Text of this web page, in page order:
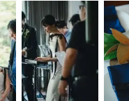
ナチュラルに
しい雰囲気を表現できた
★
ょう！ということで